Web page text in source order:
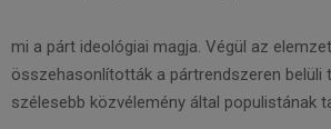
mi a párt ideológiai magja. Végül az
összehasonlították a pártrendszeren belüli
szélesebb közvélemény által populistának